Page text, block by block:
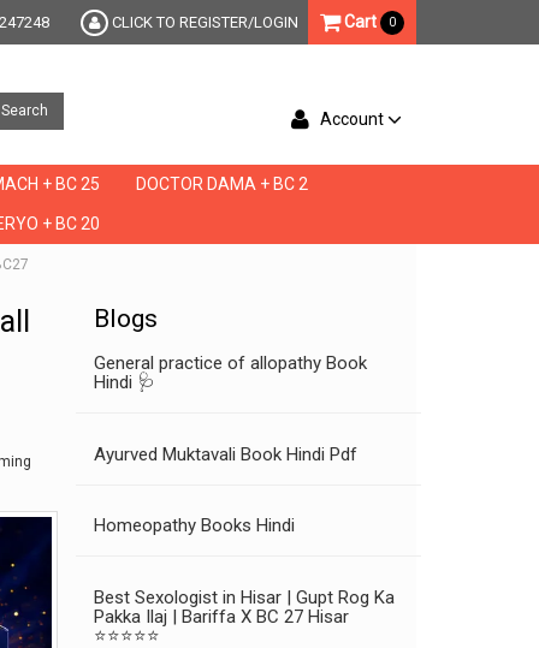
CLICK TO REGISTER/LOGIN Cart 0
Search Account
+ BC 25 DOCTOR DAMA + BC 2
+ BC 20
Blogs
General practice of allopathy Book
Hindi 🩺
Ayurved Muktavali Book Hindi Pdf
Homeopathy Books Hindi
Best Sexologist in Hisar | Gupt Rog Ka
Pakka Ilaj | Bariffa X BC 27 Hisar
⭐⭐⭐⭐⭐